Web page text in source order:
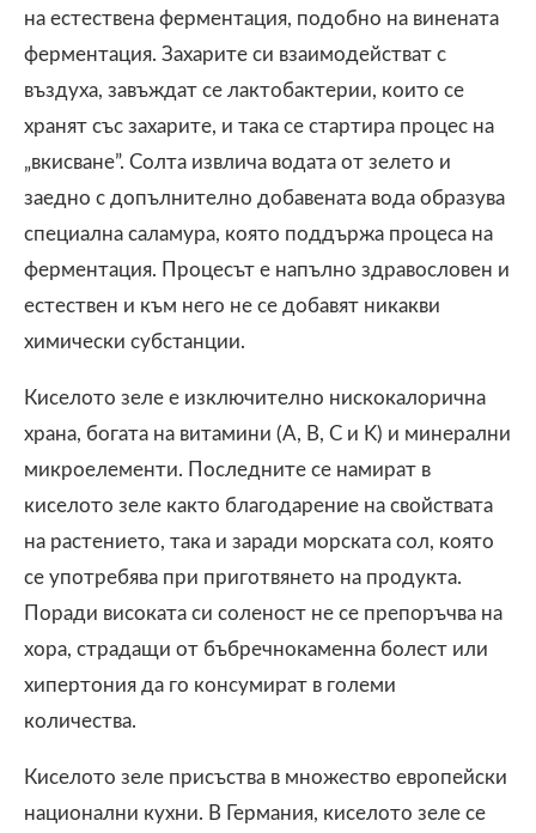
на естествена ферментация, подобно на винената
ферментация. Захарите си взаимодействат с
въздуха, завъждат се лактобактерии, които се
хранят със захарите, и така се стартира процес на
„вкисване”. Солта извлича водата от зелето и
заедно с допълнително добавената вода образува
специална саламура, която поддържа процеса на
ферментация. Процесът е напълно здравословен и
естествен и към него не се добавят никакви
химически субстанции.
Киселото зеле е изключително нискокалорична
храна, богата на витамини (A, B, C и K) и минерални
микроелементи. Последните се намират в
киселото зеле както благодарение на свойствата
на растението, така и заради морската сол, която
се употребява при приготвянето на продукта.
Поради високата си соленост не се препоръчва на
хора, страдащи от бъбречнокаменна болест или
хипертония да го консумират в големи
количества.
Киселото зеле присъства в множество европейски
национални кухни. В Германия, киселото зеле се